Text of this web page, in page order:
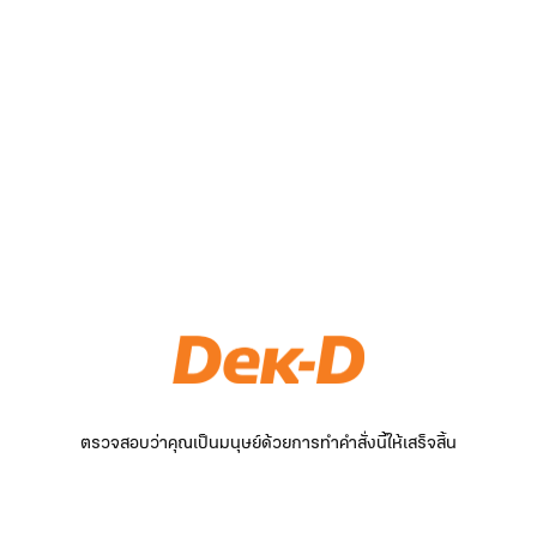
ตรวจสอบว่าคุณเป็นมนุษย์ด้วยการทำคำสั่งนี้ให้เสร็จสิ้น